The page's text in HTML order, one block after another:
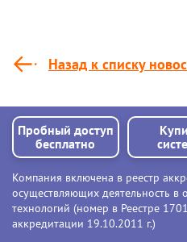
Назад к списку
Пробный доступ
бесплатно
Компания включена в реестр
осуществляющих деятельность
технологий (номер в Реестре
аккредитации 19.10.2011 г.)